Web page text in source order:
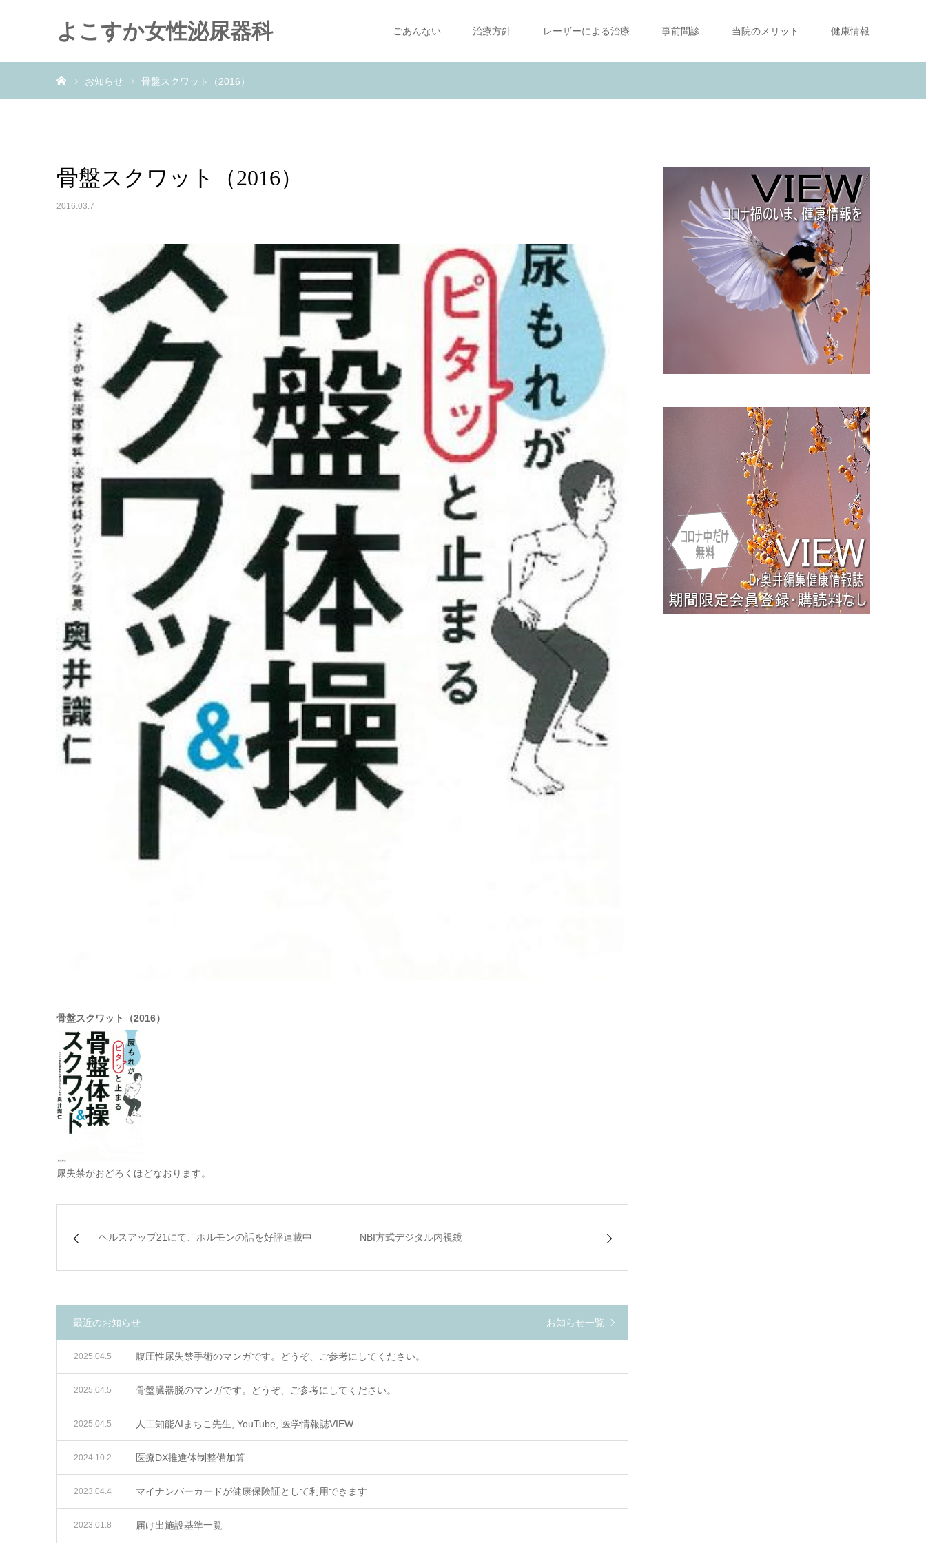
よこすか女性泌尿器科 ごあんない 治療方針 レーザーによる治療 事前問診 当院のメリット 健康情報
お知らせ 骨盤スクワット（2016）
骨盤スクワット（2016）
2016.03.7
骨盤スクワット（2016）
尿失禁がおどろくほどなおります。
ヘルスアップ21にて、ホルモンの話を好評連載中 NBI方式デジタル内視鏡
最近のお知らせ お知らせ一覧
腹圧性尿失禁手術のマンガです。どうぞ、ご参考にしてください。
2025.04.5
骨盤臓器脱のマンガです。どうぞ、ご参考にしてください。
2025.04.5
人工知能AIまちこ先生, YouTube, 医学情報誌VIEW
2025.04.5
医療DX推進体制整備加算
2024.10.2
マイナンバーカードが健康保険証として利用できます
2023.04.4
届け出施設基準一覧
2023.01.8